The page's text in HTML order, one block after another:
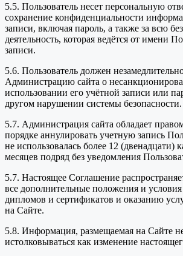
5.5. Пользователь несет персональную
сохранение конфиденциальности
записи, включая пароль, а также за всю
деятельность, которая ведётся от имени
записи.
5.6. Пользователь должен
Администрацию сайта о
использовании его учётной записи или
другом нарушении системы безопасности.
5.7. Администрация сайта обладает
порядке аннулировать учетную запись
не использовалась более 12 (двенадцати)
месяцев подряд без уведомления
5.7. Настоящее Соглашение
все дополнительные положения и
дипломов и сертификатов и оказанию
на Сайте.
5.8. Информация, размещаемая на Сайте
истолковываться как изменение